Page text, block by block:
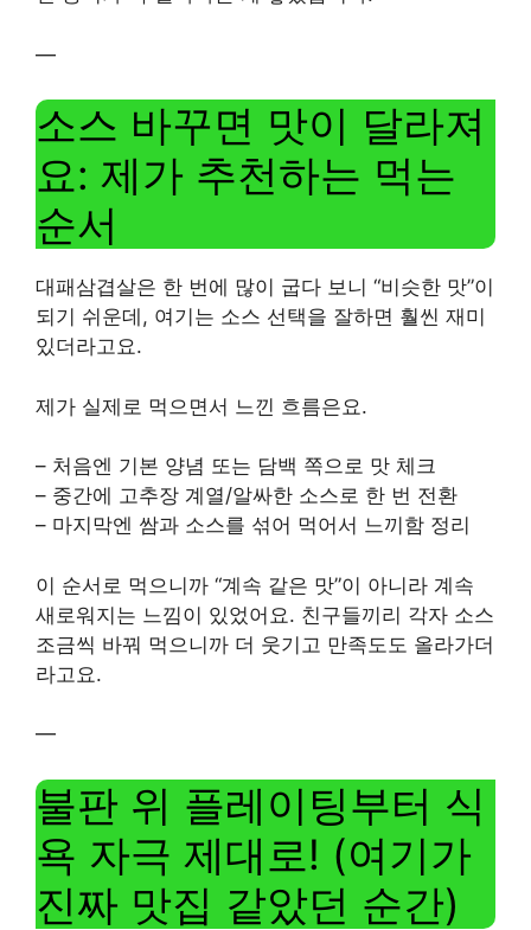
—
소스 바꾸면 맛이 달라져
요: 제가 추천하는 먹는
순서
대패삼겹살은 한 번에 많이 굽다 보니 “비슷한 맛”이
되기 쉬운데, 여기는 소스 선택을 잘하면 훨씬 재미
있더라고요.
제가 실제로 먹으면서 느낀 흐름은요.
– 처음엔 기본 양념 또는 담백 쪽으로 맛 체크
– 중간에 고추장 계열/알싸한 소스로 한 번 전환
– 마지막엔 쌈과 소스를 섞어 먹어서 느끼함 정리
이 순서로 먹으니까 “계속 같은 맛”이 아니라 계속
새로워지는 느낌이 있었어요. 친구들끼리 각자 소스
조금씩 바꿔 먹으니까 더 웃기고 만족도도 올라가더
라고요.
—
불판 위 플레이팅부터 식
욕 자극 제대로! (여기가
진짜 맛집 같았던 순간)